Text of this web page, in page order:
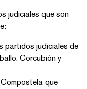
judiciales que son
partidos judiciales de
Corcubión y
que